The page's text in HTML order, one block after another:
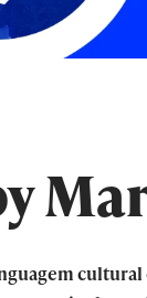
cultural